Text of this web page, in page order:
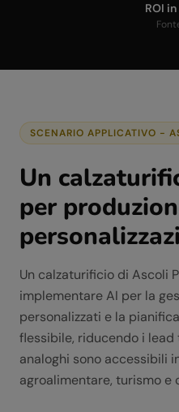
ROI
SCENARIO APPLICATIVO -
Un
per
Un calzaturificio di Ascoli
implementare AI per la
personalizzati e la
flessibile, riducendo i lead
analoghi sono accessibili
agroalimentare, turismo e